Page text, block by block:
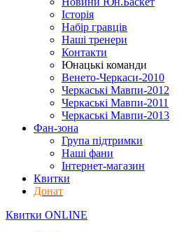
Історія
Набір гравців
Наші тренери
Контакти
Юнацькі команди
Венето-Черкаси-2010
Черкаські Мавпи-2012
Черкаські Мавпи-2011
Черкаські Мавпи-2013
Фан-зона
Група підтримки
Наші фани
Інтернет-магазин
Квитки
Донат
Квитки ONLINE